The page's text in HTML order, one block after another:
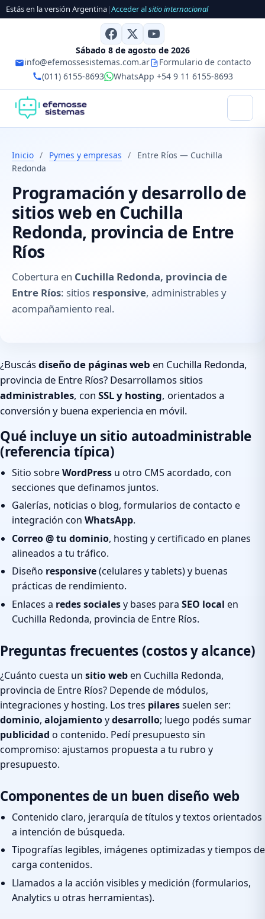
Estás en la versión Argentina|Acceder alsitio internacional
Sábado 8 de agosto de 2026
info@efemossesistemas.com.ar
Formulario de contacto
(011) 6155-8693
WhatsApp +54 9 11 6155-8693
Inicio / Pymes y empresas /
Entre Ríos — Cuchilla
Redonda
Programación y desarrollo de
sitios web en Cuchilla
Redonda, provincia de Entre
Ríos
Cobertura en Cuchilla Redonda, provincia de
Entre Ríos: sitios responsive, administrables y
acompañamiento real.
¿Buscásdiseño de páginas web en Cuchilla Redonda,
provincia de Entre Ríos? Desarrollamos sitios
administrables, con SSL y hosting, orientados a
conversión y buena experiencia en móvil.
Qué incluye un sitio autoadministrable
(referencia típica)
Sitio sobreWordPress u otro CMS acordado, con
secciones que definamos juntos.
Galerías, noticias o blog, formularios de contacto e
integración con WhatsApp.
Correo @ tu dominio, hosting y certificado en planes
alineados a tu tráfico.
Diseño responsive(celulares y tablets) y buenas
prácticas de rendimiento.
Enlaces a redes socialesy bases para SEO local en
Cuchilla Redonda, provincia de Entre Ríos.
Preguntas frecuentes (costos y alcance)
¿Cuánto cuesta un sitio weben Cuchilla Redonda,
provincia de Entre Ríos? Depende de módulos,
integraciones y hosting. Los tres pilaressuelen ser:
dominio, alojamientoydesarrollo; luego podés sumar
publicidad o contenido. Pedí presupuesto sin
compromiso: ajustamos propuesta a tu rubro y
presupuesto.
Componentes de un buen diseño web
Contenido claro, jerarquía de títulos y textos orientados
a intención de búsqueda.
Tipografías legibles, imágenes optimizadas y tiempos de
carga contenidos.
Llamados a la acción visibles y medición (formularios,
Analytics u otras herramientas).